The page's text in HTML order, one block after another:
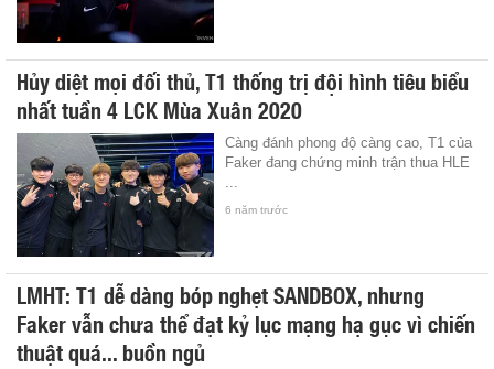
Hủy diệt mọi đối thủ, T1 thống trị đội hình tiêu biểu
nhất tuần 4 LCK Mùa Xuân 2020
Càng đánh phong độ càng cao, T1 của
Faker đang chứng minh trận thua HLE
6 năm trước
LMHT: T1 dễ dàng bóp nghẹt SANDBOX, nhưng
Faker vẫn chưa thể đạt kỷ lục mạng hạ gục vì chiến
thuật quá... buồn ngủ